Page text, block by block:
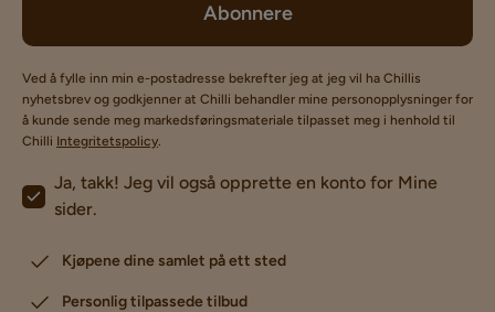
Abonnere
Ved å fylle inn min e-postadresse bekrefter jeg at jeg vil ha Chillis
nyhetsbrev og godkjenner at Chilli behandler mine personopplysninger for
å kunde sende meg markedsføringsmateriale tilpasset meg i henhold til
Chilli Integritetspolicy.
Ja, takk! Jeg vil også opprette en konto for Mine
sider.
Kjøpene dine samlet på ett sted
Personlig tilpassede tilbud